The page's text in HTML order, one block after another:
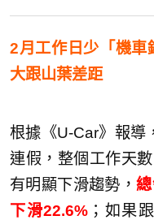
2月工作日少「機車
大跟山葉差距
根據《U-Car》報導
連假，整個工作天
有明顯下滑趨勢，
下滑22.6% ；如果